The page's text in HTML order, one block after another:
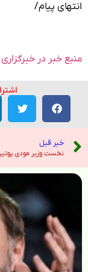
انتهای پیام/
منبع خبر در
خبر قبل